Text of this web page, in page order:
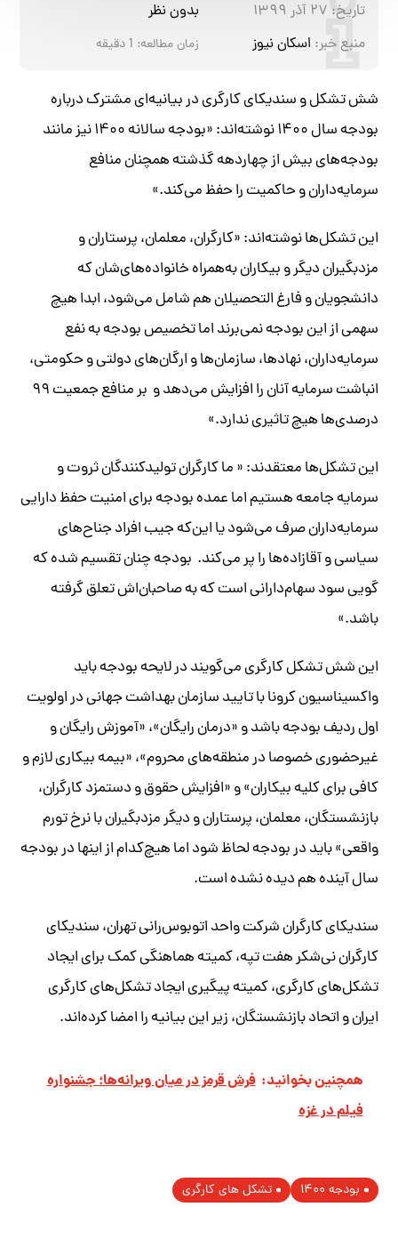
تاریخ: ۲۷ آذر ۱۳۹۹
بدون نظر
منبع خبر: اسکان نیوز زمان مطالعه: 1دقیقه
شش تشکل و سندیکای کارگری در بیانیه‌‌ای مشترک درباره
بودجه سال ۱۴۰۰ نوشته‌اند: «بودجه سالانه ۱۴۰۰ نیز مانند
بودجه‌های بیش از چهاردهه گذشته همچنان منافع
سرمایه‌داران و حاکمیت را حفظ می‌کند.»
این تشکل‌ها نوشته‌‌اند: «کارگران، معلمان، پرستاران و
مزدبگیران دیگر و بیکاران به‌همراه خانواده‌های‌شان که
دانشجویان و فارغ التحصیلان هم شامل می‌شود، ابدا هیچ
سهمی از این بودجه نمی‌برند اما تخصیص بودجه به نفع
سرمایه‌داران، نهادها، سازمان‌ها و ارگان‌های دولتی و حکومتی،
انباشت سرمایه آنان را افزایش می‌دهد و بر منافع جمعیت ۹۹
درصدی‌‌ها هیچ تاثیری ندارد.»
این تشکل‌ها معتقدند: « ما کارگران تولیدکنندگان ثروت و
سرمایه جامعه هستیم اما عمده‌ بودجه‌ برای امنیت حفظ دارایی
سرمایه‌داران صرف می‌شود یا این‌که جیب افراد جناح‌های
سیاسی و آقا‌زاده‌ها را پر می‌کند. بودجه چنان تقسیم شده که
گویی سود سهام‌دارانی است که به صاحبان‌اش تعلق گرفته
باشد.»
این شش‌ تشکل کارگری می‌گویند در لایحه بودجه باید
واکسیناسیون کرونا با تایید سازمان بهداشت جهانی در اولویت
اول ردیف بودجه باشد و «درمان رایگان»، «آموزش رایگان و
غیرحضوری خصوصا در منطقه‌های محروم»، «بیمه بیکاری لازم و
کافی برای کلیه بیکاران» و «افزایش حقوق و دستمزد کارگران،
بازنشستگان، معلمان، پرستاران و دیگر مزدبگیران با نرخ تورم
واقعی» باید در بودجه لحاظ شود اما هیچ‌کدام از اینها در بودجه
سال آینده هم دیده نشده است.
سندیکای کارگران شرکت واحد اتوبوس‌رانی تهران، سندیکای
کارگران نی‌شکر هفت تپه، کمیته هماهنگی کمک برای ایجاد
تشکل‌های کارگری، کمیته پیگیری ایجاد تشکل‌های کارگری
ایران و اتحاد بازنشستگان، زیر این بیانیه را امضا کرده‌اند.
همچنین بخوانید: فرش قرمز در میان ویرانه‌ها؛ جشنواره
فیلم در غزه
بودجه ۱۴۰۰ تشکل های کارگری